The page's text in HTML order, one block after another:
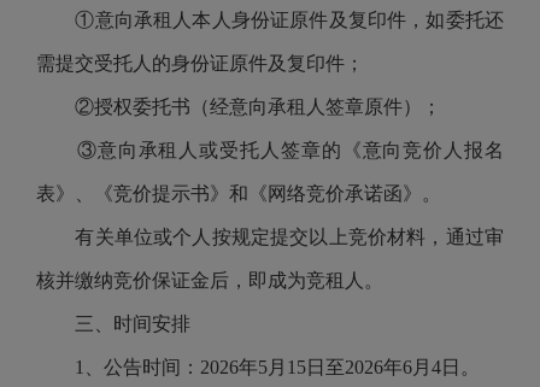
①意向承租人本人身份证原件及复印件，如委托还
需提交受托人的身份证原件及复印件；
②授权委托书（经意向承租人签章原件）；
③意向承租人或受托人签章的《意向竞价人报名
表》、《竞价提示书》和《网络竞价承诺函》。
有关单位或个人按规定提交以上竞价材料，通过审
核并缴纳竞价保证金后，即成为竞租人。
三、时间安排
1、公告时间：2026年5月15日至2026年6月4日。